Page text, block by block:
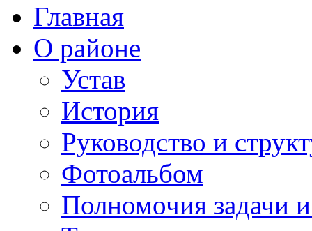
Главная
О районе
Устав
История
Руководство и
Фотоальбом
Полномочия задачи